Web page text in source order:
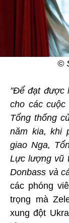
©
"Để đạt được
cho các
Tổng thống
năm kia, khi
giao Nga,
Lực lượng vũ
Donbass và
các phóng
trọng mà
xung đột